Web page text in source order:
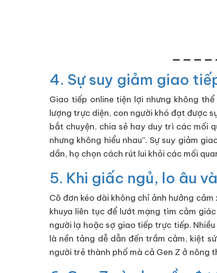
4. Sự suy giảm giao
Giao tiếp online tiện lợi nhưng không
lượng trực diện, con người khó đạt được
bắt chuyện, chia sẻ hay duy trì các mối
nhưng không hiểu nhau”. Sự suy giảm
dần, họ chọn cách rút lui khỏi các mối
5. Khi giấc ngủ, lo âu
Cô đơn kéo dài không chỉ ảnh hưởng
khuya liên tục để lướt mạng tìm cảm
người lạ hoặc sợ giao tiếp trực tiếp.
là nền tảng dễ dẫn đến trầm cảm, kiệt
người trẻ thành phố mà cả Gen Z ở nông